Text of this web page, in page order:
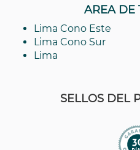
AREA DE
Lima Cono Este
Lima Cono Sur
Lima
SELLOS DEL